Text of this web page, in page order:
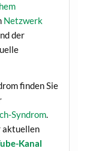
Netzwerk
der
finden Sie
Syndrom.
aktuellen
Kanal